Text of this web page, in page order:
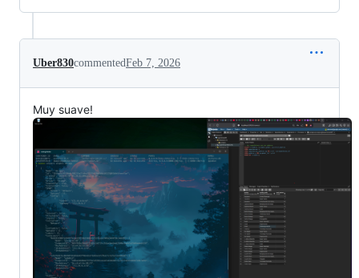
Uber830commentedFeb 7, 2026
Muy suave!